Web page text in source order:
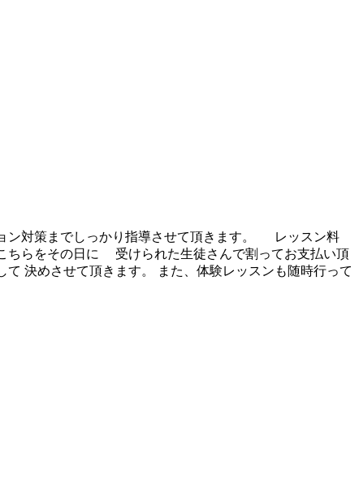
ン対策までしっかり指導させて頂きます。 レッスン料
ちらをその日に 受けられた生徒さんで割ってお支払い頂
決めさせて頂きます。 また、体験レッスンも随時行って